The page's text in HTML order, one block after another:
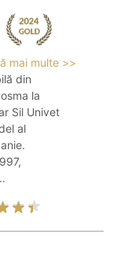
mai multe >>
din
la
Sil Univet
al